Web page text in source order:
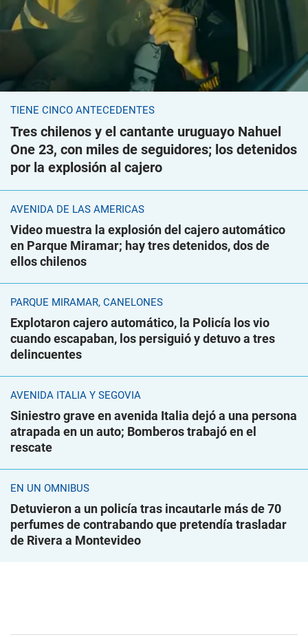
TIENE CINCO ANTECEDENTES
Tres chilenos y el cantante uruguayo Nahuel
One 23, con miles de seguidores; los detenidos
por la explosión al cajero
AVENIDA DE LAS AMÉRICAS
Video muestra la explosión del cajero automático
en Parque Miramar; hay tres detenidos, dos de
ellos chilenos
PARQUE MIRAMAR, CANELONES
Explotaron cajero automático, la Policía los vio
cuando escapaban, los persiguió y detuvo a tres
delincuentes
AVENIDA ITALIA Y SEGOVIA
Siniestro grave en avenida Italia dejó a una persona
atrapada en un auto; Bomberos trabajó en el
rescate
EN UN ÓMNIBUS
Detuvieron a un policía tras incautarle más de 70
perfumes de contrabando que pretendía trasladar
de Rivera a Montevideo